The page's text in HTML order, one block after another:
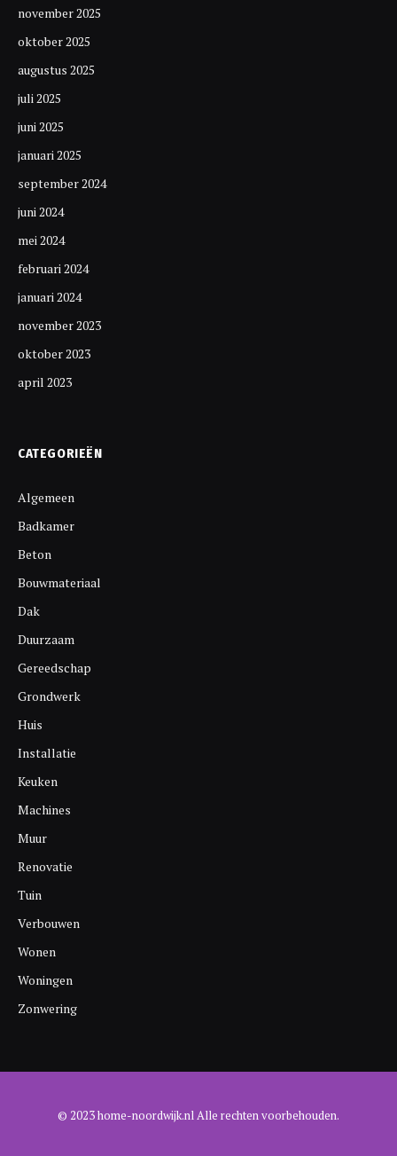
november 2025
oktober 2025
augustus 2025
juli 2025
juni 2025
januari 2025
september 2024
juni 2024
mei 2024
februari 2024
januari 2024
november 2023
oktober 2023
april 2023
CATEGORIEËN
Algemeen
Badkamer
Beton
Bouwmateriaal
Dak
Duurzaam
Gereedschap
Grondwerk
Huis
Installatie
Keuken
Machines
Muur
Renovatie
Tuin
Verbouwen
Wonen
Woningen
Zonwering
© 2023 home-noordwijk.nl Alle rechten voorbehouden.